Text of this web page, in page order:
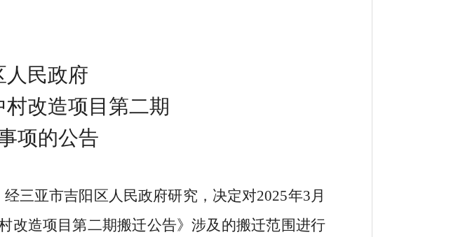
人民政府
村改造项目 第二期
项的公告
经三亚市吉阳区人民政府研究，决定对2025年3月
改造项目第二期搬迁公告》涉及的搬迁范围进行